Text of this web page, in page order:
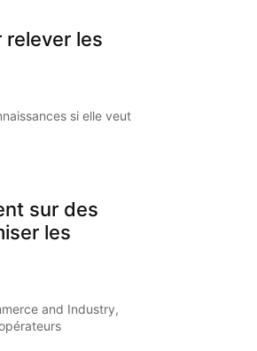
relever les
si elle veut
sur des
les
and Industry,